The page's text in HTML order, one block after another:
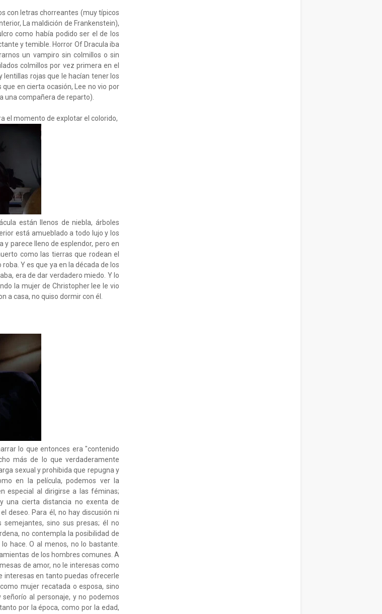
con letras chorreantes (muy típicos
La maldición de Frankenstein),
como había podido ser el de los
y temible. Horror Of Dracula iba
un vampiro sin colmillos o sin
colmillos por vez primera en el
lentillas rojas que le hacían tener los
en cierta ocasión, Lee no vio por
una compañera de reparto).
el momento de explotar el colorido,
están llenos de niebla, árboles
está amueblado a todo lujo y los
y parece lleno de esplendor, pero en
como las tierras que rodean el
Y es que ya en la década de los
era de dar verdadero miedo. Y lo
la mujer de Christopher lee le vio
a casa, no quiso dormir con él.
lo que entonces era "contenido
más de lo que verdaderamente
sexual y prohibida que repugna y
en la película, podemos ver la
especial al dirigirse a las féminas;
una cierta distancia no exenta de
deseo. Para él, no hay discusión ni
sino sus presas; él no
no contempla la posibilidad de
hace. O al menos, no lo bastante.
de los hombres comunes. A
de amor, no le interesas como
interesas en tanto puedas ofrecerle
mujer recatada o esposa, sino
al personaje, y no podemos
por la época, como por la edad,